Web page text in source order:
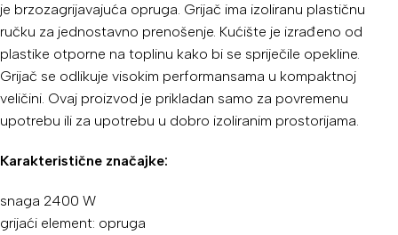
je brzozagrijavajuća opruga. Grijač ima izoliranu plastičnu
ručku za jednostavno prenošenje. Kućište je izrađeno od
plastike otporne na toplinu kako bi se spriječile opekline.
Grijač se odlikuje visokim performansama u kompaktnoj
veličini. Ovaj proizvod je prikladan samo za povremenu
upotrebu ili za upotrebu u dobro izoliranim prostorijama.
Karakteristične značajke:
snaga 2400 W
grijaći element: opruga